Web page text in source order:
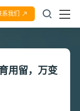
系我们
用留，万变